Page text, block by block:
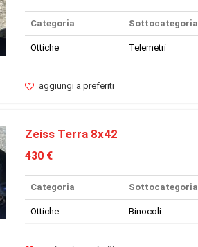
Categoria Sottocategoria
Ottiche Telemetri
aggiungi a preferiti
Zeiss Terra 8x42
430 €
Categoria Sottocategoria
Ottiche Binocoli